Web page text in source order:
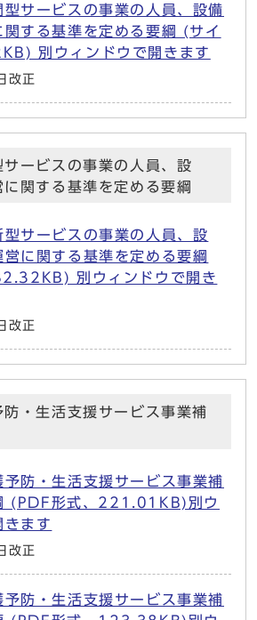
型サービスの事業の人員、設備
関する基準を定める要綱 (サイ
別ウィンドウで開きます
改正
ービスの事業の人員、設
関する基準を定める要綱
型サービスの事業の人員、設
に関する基準を定める要綱
別ウィンドウで開き
改正
・生活支援サービス事業補
予防・生活支援サービス事業補
(PDF形式、221.01KB)別ウ
きます
改正
予防・生活支援サービス事業補